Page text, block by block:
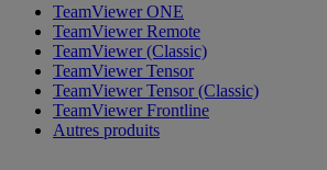
TeamViewer ONE
TeamViewer Remote
TeamViewer (Classic)
TeamViewer Tensor
TeamViewer Tensor (Classic)
TeamViewer Frontline
Autres produits